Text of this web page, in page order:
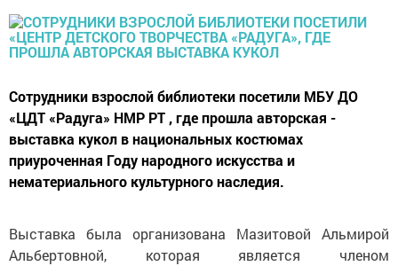
Сотрудники взрослой библиотеки посетили МБУ ДО
«ЦДТ «Радуга» НМР РТ , где прошла авторская -
выставка кукол в национальных костюмах
приуроченная Году народного искусства и
нематериального культурного наследия.
Выставка была организована Мазитовой Альмирой
Альбертовной, которая является членом